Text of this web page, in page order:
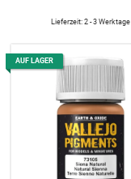
Lieferzeit: 2 - 3 Werktage
AUF LAGER